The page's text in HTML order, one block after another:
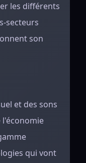
les différents
secteurs
son
et des sons
l'économie
qui vont